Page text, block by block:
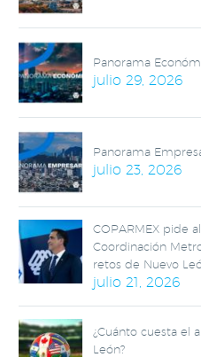
Panorama
julio 29, 2026
Panorama
julio 23, 2026
COPARMEX pide
Coordinación
retos de Nuevo
julio 21, 2026
¿Cuánto cuesta el
León?